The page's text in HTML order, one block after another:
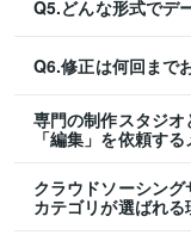
Q5.どんな形式でデ
Q6.修正は何回まで
専門の制作スタジ
「編集」を依頼す
クラウドソーシング
カテゴリが選ばれる